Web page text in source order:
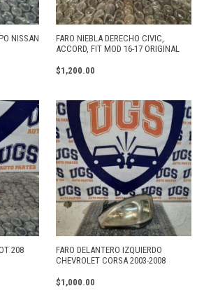
NISSAN
FARO NIEBLA DERECHO CIVIC,
ACCORD, FIT MOD 16-17 ORIGINAL
$1,200.00
208
FARO DELANTERO IZQUIERDO
CHEVROLET CORSA 2003-2008
$1,000.00